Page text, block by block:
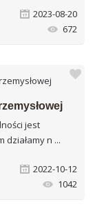
2023-08-20
672
jest
działamy n
2022-10-12
1042